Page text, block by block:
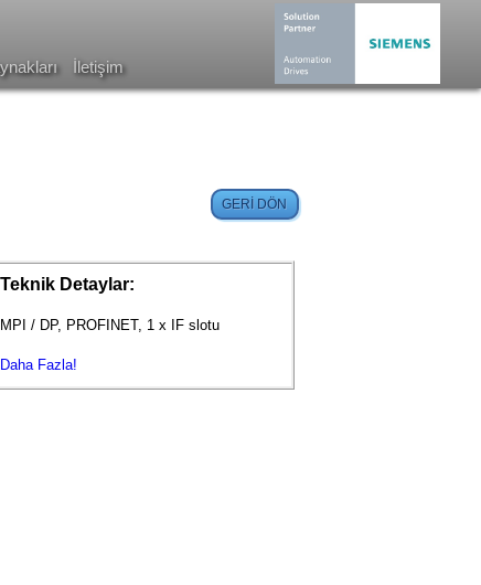
İletişim
Teknik Detaylar:
MPI / DP, PROFINET, 1 x IF slotu
Daha Fazla!